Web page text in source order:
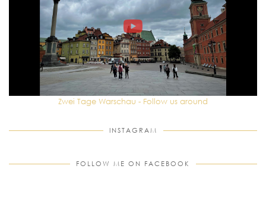
Zwei Tage Warschau - Follow us around
INSTAGRAM
FOLLOW ME ON FACEBOOK